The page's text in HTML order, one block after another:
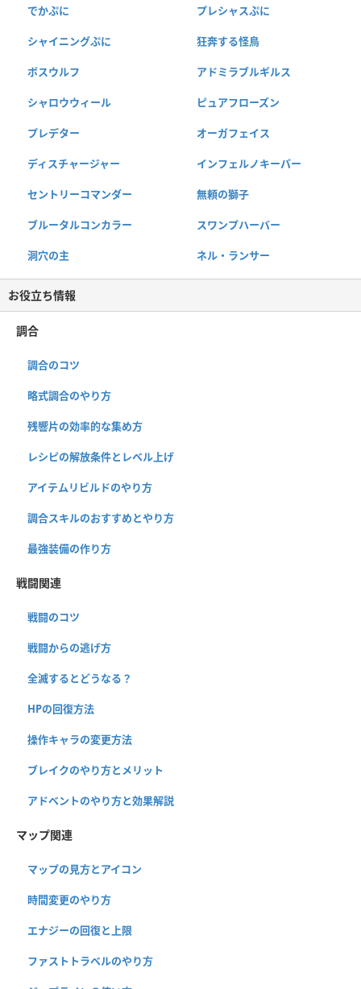
でかぷに プレシャスぷに
シャイニングぷに 狂奔する怪鳥
ボスウルフ アドミラブルギルス
シャロウウィール ピュアフローズン
プレデター オーガフェイス
ディスチャージャー インフェルノキーパー
セントリーコマンダー 無頼の獅子
ブルータルコンカラー スワンプハーバー
洞穴の主 ネル・ランサー
お役立ち情報
調合
調合のコツ
略式調合のやり方
残響片の効率的な集め方
レシピの解放条件とレベル上げ
アイテムリビルドのやり方
調合スキルのおすすめとやり方
最強装備の作り方
戦闘関連
戦闘のコツ
戦闘からの逃げ方
全滅するとどうなる？
HPの回復方法
操作キャラの変更方法
ブレイクのやり方とメリット
アドベントのやり方と効果解説
マップ関連
マップの見方とアイコン
時間変更のやり方
エナジーの回復と上限
ファストトラベルのやり方